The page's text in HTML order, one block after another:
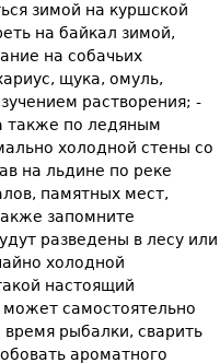
зимой на куршской
на байкал зимой,
на собачьих
щука, омуль,
растворения; -
также по ледяным
холодной стены со
на льдине по реке
памятных мест,
запомните
разведены в лесу или
холодной
настоящий
может самостоятельно
рыбалки, сварить
ароматного